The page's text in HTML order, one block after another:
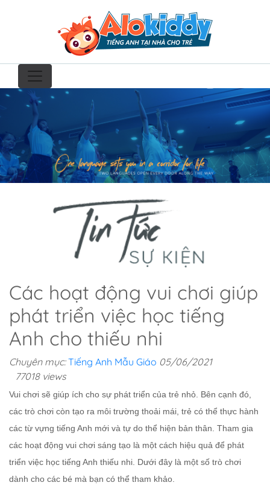
Các hoạt động vui chơi giúp
phát triển việc học tiếng
Anh cho thiếu nhi
Chuyên mục:Tiếng Anh Mẫu Giáo 05/06/2021
77018 views
Vui chơi sẽ giúp ích cho sự phát triển của trẻ nhỏ. Bên cạnh đó,
các trò chơi còn tạo ra môi trường thoải mái, trẻ có thể thực hành
các từ vựng tiếng Anh mới và tự do thể hiện bản thân. Tham gia
các hoạt động vui chơi sáng tạo là một cách hiệu quả để phát
triển việc học tiếng Anh thiếu nhi. Dưới đây là một số trò chơi
dành cho các bé mà bạn có thể tham khảo.